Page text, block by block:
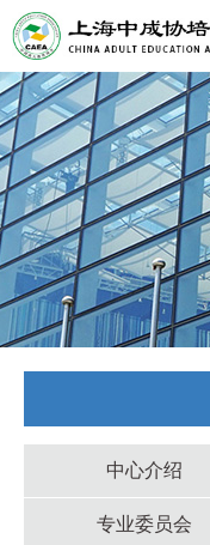
中心介绍
专业委员会